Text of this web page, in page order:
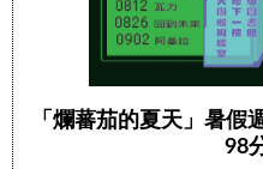
「爛蕃茄的夏天」暑假
98